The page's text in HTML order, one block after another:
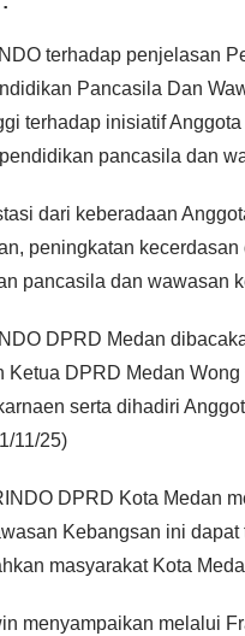
terhadap penjelasan
Pancasila Dan
terhadap inisiatif
pancasila dan
dari keberadaan
peningkatan
pancasila dan wawasan
DPRD Medan
Ketua DPRD Medan
serta dihadiri
11/25)
DPRD Kota Medan
Kebangsan ini
masyarakat Kota
menyampaikan melalui